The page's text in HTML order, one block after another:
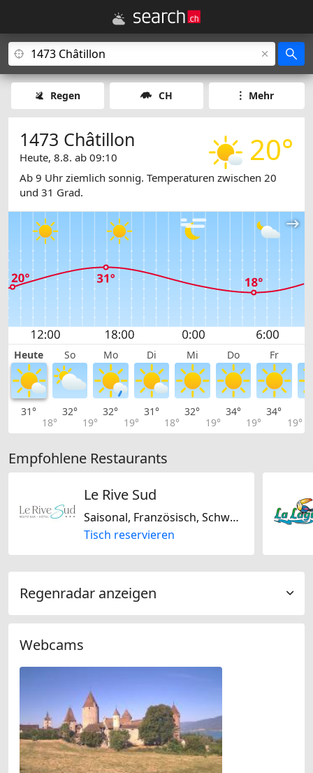
Regen CH Mehr
20°
1473 Châtillon
Heute, 8.8. ab 09:10
Ab 9 Uhr ziemlich sonnig. Temperaturen zwischen 20
und 31 Grad.
Heute So Mo Di Mi Do Fr
31°
18°
32°
19°
32°
19°
31°
18°
32°
19°
34°
19°
34°
19°
Empfohlene Restaurants
Le Rive Sud
Saisonal, Französisch, Schweizerisch, Glutenfrei, Laktosefrei, Biogerichte
Tisch reservieren
Regenradar anzeigen
Webcams